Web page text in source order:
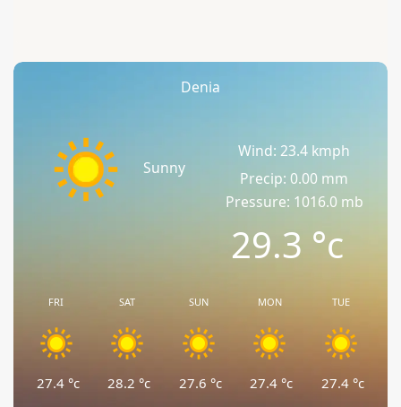
Denia
Sunny
Wind: 23.4 kmph
Precip: 0.00 mm
Pressure: 1016.0 mb
29.3°c
FRI
27.4°c
SAT
28.2 °c
SUN
27.6 °c
MON
27.4 °c
TUE
27.4 °c